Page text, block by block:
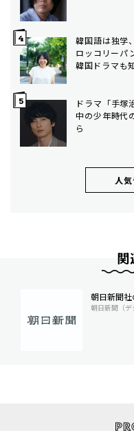
韓国語は独学
ロッコリーパ
韓国ドラマも
ドラマ「手
中の少年時代
ら
人
関
朝日新聞社
朝日新聞（デ